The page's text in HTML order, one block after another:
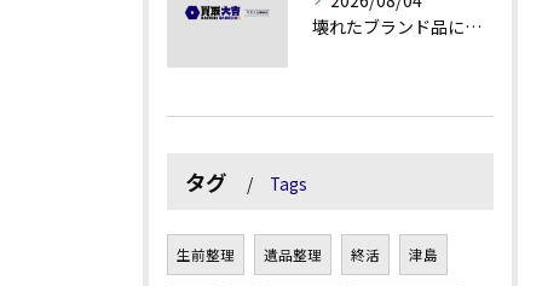
壊れたブランド品にも価値がつく理由とは
タグ Tags
生前整理 遺品整理 終活 津島